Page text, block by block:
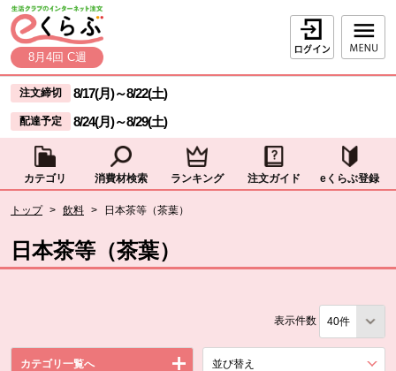
ページの先頭です。
本文へジャンプする。
8月4回 C週
ログイン
ここからサイト内共通メニューです。
サイト内共通メニューをスキップする
注文締切 8/17(月)～8/22(土)
配達予定 8/24(月)～8/29(土)
カテゴリ 消費材検索 ランキング 注文ガイド eくらぶ登録
トップ > 飲料 > 日本茶等（茶葉）
日本茶等（茶葉）
表示件数
カテゴリ一覧へ 並び替え